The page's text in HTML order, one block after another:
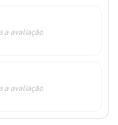
a avaliação
a avaliação